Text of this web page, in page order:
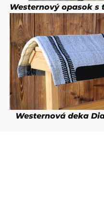
Westernový opasok s
Westernová deka